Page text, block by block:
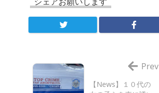
【News】１０代の
Prev